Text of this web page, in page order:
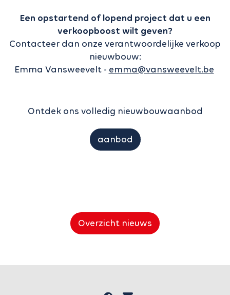
Een opstartend of lopend project dat u een
verkoopboost wilt geven?
Contacteer dan onze verantwoordelijke verkoop
nieuwbouw:
Emma Vansweevelt - emma@vansweevelt.be
Ontdek ons volledig nieuwbouwaanbod
aanbod
Overzicht nieuws